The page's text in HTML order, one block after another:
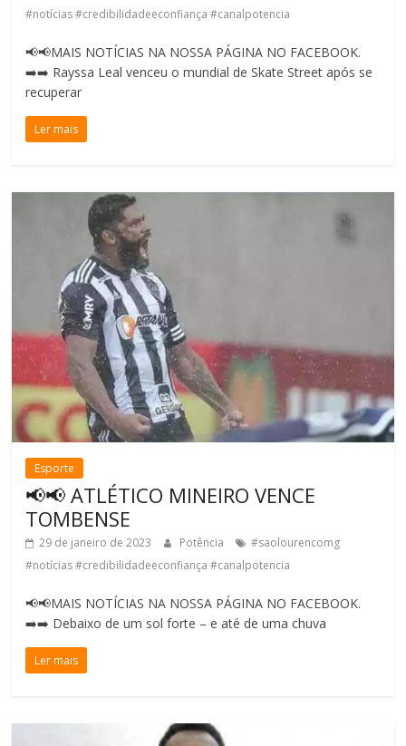
#notícias #credibilidadeeconfiança #canalpotencia
📢📢MAIS NOTÍCIAS NA NOSSA PÁGINA NO FACEBOOK.
➡️➡️ Rayssa Leal venceu o mundial de Skate Street após se
recuperar
Ler mais
Esporte
📢📢 ATLÉTICO MINEIRO VENCE
TOMBENSE
29 de janeiro de 2023 Potência
#saolourencomg
#notícias #credibilidadeeconfiança #canalpotencia
📢📢MAIS NOTÍCIAS NA NOSSA PÁGINA NO FACEBOOK.
➡️➡️ Debaixo de um sol forte – e até de uma chuva
Ler mais